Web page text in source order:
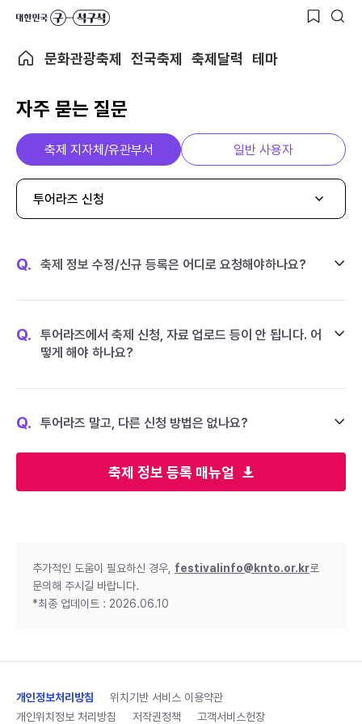
문화관광축제 전국축제 축제달력 테마
자주 묻는 질문
축제 정보 등록 매뉴얼
축제 지자체/유관부서 일반 사용자
투어라즈 신청
Q. 축제 정보 수정/신규 등록은 어디로 요청해야하나요?
Q.
투어라즈에서 축제 신청, 자료 업로드 등이 안 됩니다. 어
떻게 해야 하나요?
Q. 투어라즈 말고, 다른 신청 방법은 없나요?
추가적인 도움이 필요하신 경우, festivalinfo@knto.or.kr로
문의해 주시길 바랍니다.
*최종 업데이트 : 2026.06.10
개인정보처리방침
위치기반 서비스 이용약관
개인위치정보 처리방침
저작권정책 고객서비스헌장